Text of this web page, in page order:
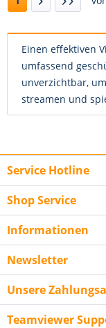
Einen effektiven
umfassend
unverzichtbar,
streamen und
Service Hotline
Shop Service
Informationen
Newsletter
Unsere
Teamviewer